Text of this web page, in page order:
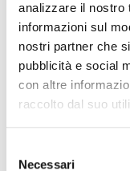
analizzare il nostro
informazioni sul
nostri partner che
pubblicità e social
con altre
raccolto dal suo
delNecessari